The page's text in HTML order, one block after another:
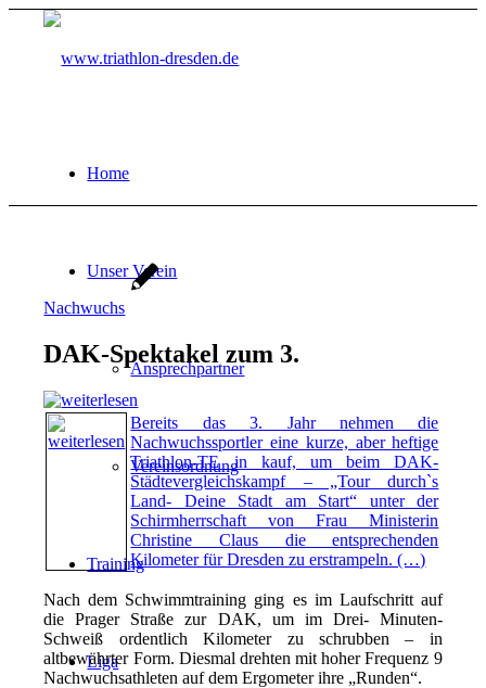
Home
Unser Verein
Ansprechpartner
Vereinsordnung
Training
Liga
Nachwuchs
DAK-Spektakel zum 3.
Bereits das 3. Jahr nehmen die
Nachwuchssportler eine kurze, aber heftige
Triathlon-TE in kauf, um beim DAK-
Städtevergleichskampf – „Tour durch`s
Land- Deine Stadt am Start“ unter der
Schirmherrschaft von Frau Ministerin
Christine Claus die entsprechenden
Kilometer für Dresden zu erstrampeln. (…)
Nach dem Schwimmtraining ging es im Laufschritt auf
die Prager Straße zur DAK, um im Drei- Minuten-
Schweiß ordentlich Kilometer zu schrubben – in
altbewährter Form. Diesmal drehten mit hoher Frequenz 9
Nachwuchsathleten auf dem Ergometer ihre „Runden“.